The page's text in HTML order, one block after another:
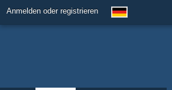
Anmelden oder registrieren